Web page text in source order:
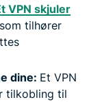
VPN skjuler
tilhører
dine: Et VPN
tilkobling til